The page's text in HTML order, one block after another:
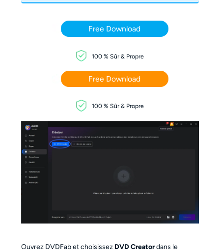
Free Download
100 % Sûr & Propre
Free Download
100 % Sûr & Propre
Ouvrez DVDFab et choisissez DVD Creatordans le